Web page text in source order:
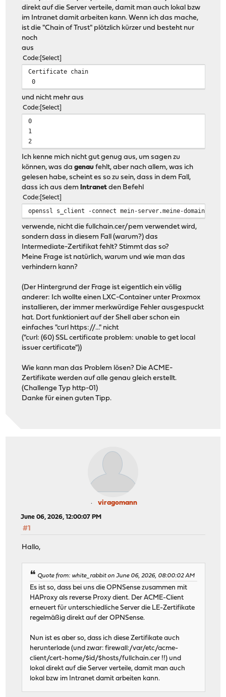
direkt auf die Server verteile, damit man auch lokal bzw
im Intranet damit arbeiten kann. Wenn ich das mache,
ist die "Chain of Trust" plötzlich kürzer und besteht nur
noch
aus
Code Select
Certificate chain
0
und nicht mehr aus
Code Select
0
1
2
Ich kenne mich nicht gut genug aus, um sagen zu
können, was dagenau fehlt, aber nach allem, was ich
gelesen habe, scheint es so zu sein, dass in dem Fall,
dass ich aus demIntranet den Befehl
Code Select
openssl s_client -connect mein-server.meine-
verwende, nicht die fullchain.cer/pem verwendet wird,
sondern dass in diesem Fall (warum?) das
Intermediate-Zertifikat fehlt? Stimmt das so?
Meine Frage ist natürlich, warum und wie man das
verhindern kann?
(Der Hintergrund der Frage ist eigentlich ein völlig
anderer: Ich wollte einen LXC-Container unter Proxmox
installieren, der immer merkwürdige Fehler ausgespuckt
hat. Dort funktioniert auf der Shell aber schon ein
einfaches "curl https://..." nicht
("curl: (60) SSL certificate problem: unable to get local
issuer certificate"))
Wie kann man das Problem lösen? Die ACME-
Zertifikate werden auf alle genau gleich erstellt.
(Challenge Typ http-01)
Danke für einen guten Tipp.
viragomann
June 06, 2026, 12:00:07 PM
#1
Hallo,
Quote from: white_rabbit on June 06, 2026, 08:00:02 AM
Es ist so, dass bei uns die OPNSense zusammen mit
HAProxy als reverse Proxy dient. Der ACME-Client
erneuert für unterschiedliche Server die LE-Zertifikate
regelmäßig direkt auf der OPNSense.
Nun ist es aber so, dass ich diese Zertifikate auch
herunterlade (und zwar: firewall:/var/etc/acme-
client/cert-home/$id/$hosts/fullchain.cer !!) und
lokal direkt auf die Server verteile, damit man auch
lokal bzw im Intranet damit arbeiten kann.